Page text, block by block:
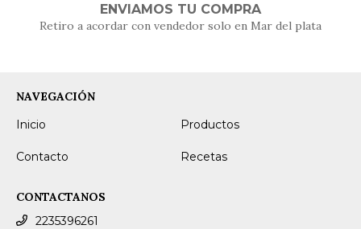
ENVIAMOS TU COMPRA
Retiro a acordar con vendedor solo en Mar del plata
NAVEGACIÓN
Inicio
Productos
Contacto Recetas
CONTACTANOS
2235396261